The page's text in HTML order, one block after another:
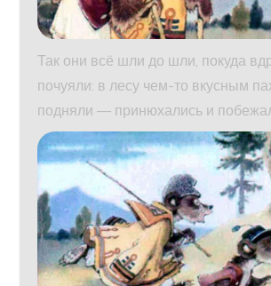
Так они всё шли до шли, покуда
почуяли: в лесу чем-то вкусным
подняли — принюхались и